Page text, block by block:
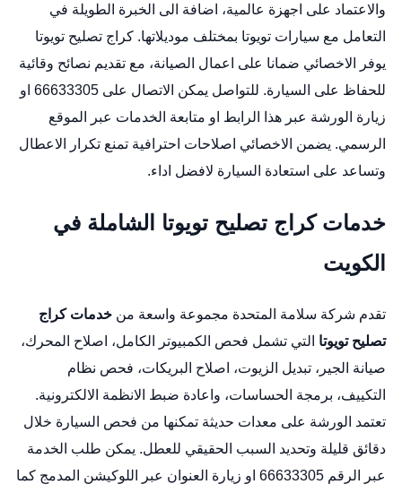
والاعتماد على اجهزة عالمية، اضافة الى الخبرة الطويلة في
التعامل مع سيارات تويوتا بمختلف موديلاتها. كراج تصليح تويوتا
يوفر الاخصائي ضمانا على اعمال الصيانة، مع تقديم نصائح وقائية
للحفاظ على السيارة. للتواصل يمكن الاتصال على 66633305 او
زيارة الورشة عبر هذا الرابط او متابعة الخدمات عبر
الموقع
الرسمي. يضمن الاخصائي اصلاحات احترافية تمنع تكرار الاعطال
وتساعد على استعادة السيارة لافضل اداء.
خدمات كراج تصليح تويوتا الشاملة في
الكويت
تقدم شركة سلامة المتحدة مجموعة واسعة من خدمات كراج
تصليح تويوتا التي تشمل فحص الكمبيوتر الكامل، اصلاح المحرك،
صيانة الجير، تبديل الزيوت، اصلاح البريكات، فحص نظام
التكييف، برمجة الحساسات، واعادة ضبط الانظمة الالكترونية.
تعتمد الورشة على معدات حديثة تمكنها من فحص السيارة خلال
دقائق قليلة وتحديد السبب الحقيقي للعطل. يمكن طلب الخدمة
عبر الرقم 66633305 او زيارة العنوان عبر
اللوكيشن المدمج كما